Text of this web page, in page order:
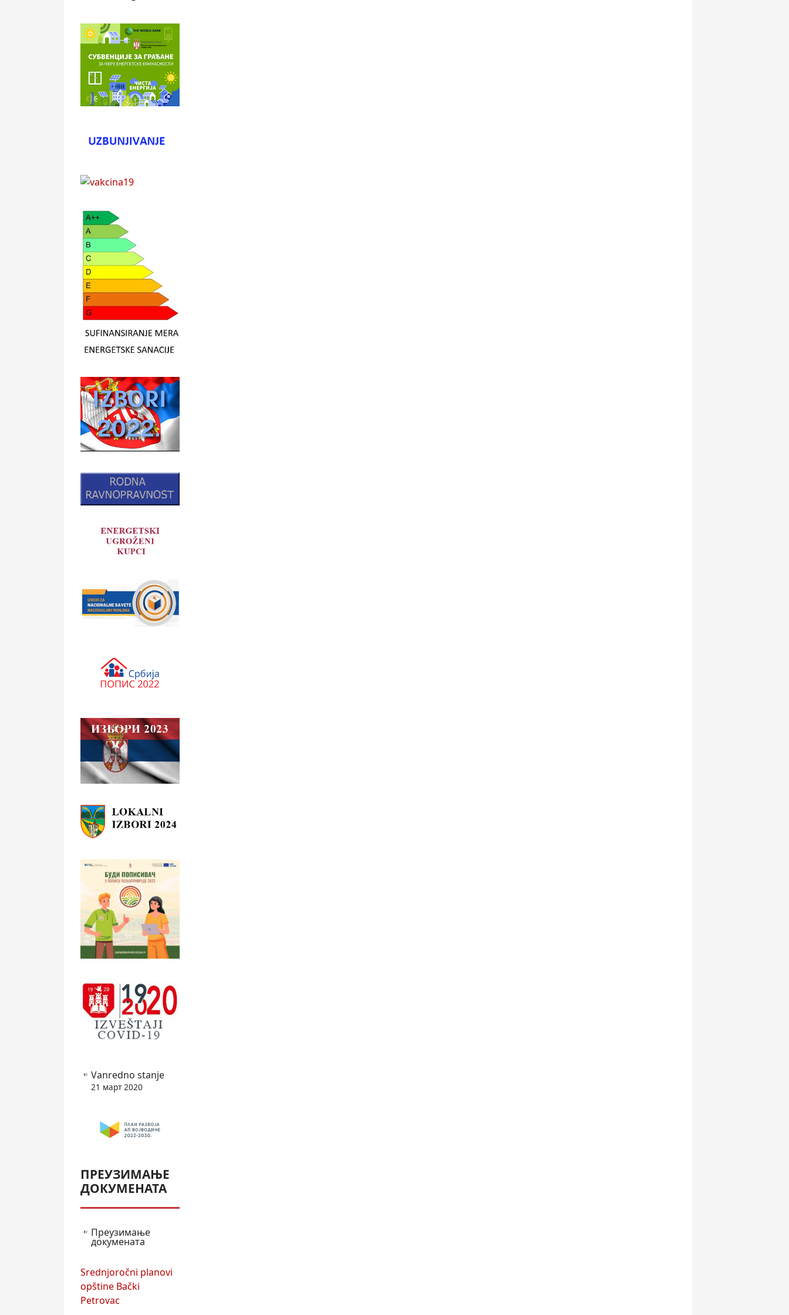
Vanredno stanje
21 март 2020
ПРЕУЗИМАЊЕ
ДОКУМЕНАТА
Преузимање
докумената
Srednjoročni planovi
opštine Bački
Petrovac